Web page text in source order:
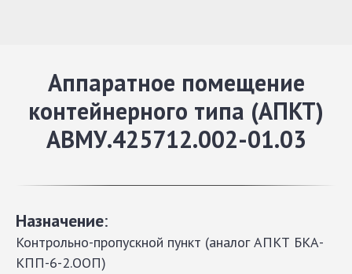
Аппаратное помещение
контейнерного типа (АПКТ)
АВМУ.425712.002-01.03
Назначение:
Контрольно-пропускной пункт (аналог АПКТ БКА-
КПП-6-2.ООП)